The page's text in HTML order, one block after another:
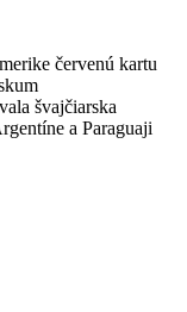
červenú kartu
švajčiarska
a Paraguaji